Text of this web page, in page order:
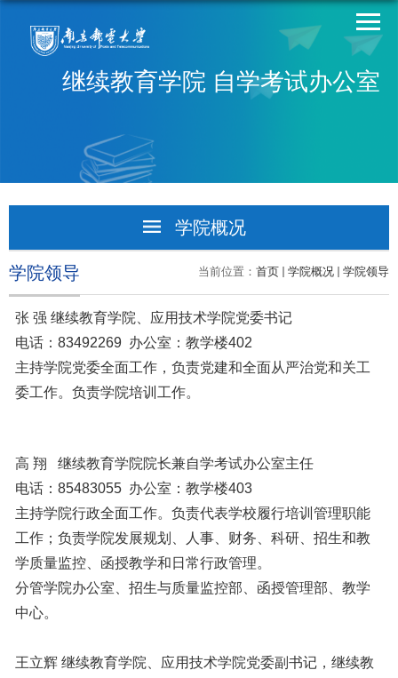
继续教育学院 自学考试办公室
学院概况
学院简介
学院领导
机构设置
当前位置： 首页 学院概况 学院领导
学院领导
张 强 继续教育学院、应用技术学院党委书记
电话： 83492269 办公室： 教学楼402
主持学院党委全面工作，负责党建和全面从严治党和关工
委工作。负责学院培训工作。
高 翔 继续教育学院院长兼自学考试办公室主任
电话： 85483055 办公室： 教学楼403
主持学院行政全面工作。负责代表学校履行培训管理职能
工作；负责学院发展规划、人事、财务、科研、招生和教
学质量监控、函授教学和日常行政管理。
分管学院办公室、招生与质量监控部、函授管理部、教学
中心。
王立辉 继续教育学院 、应用技术学院党委副书记，继续教